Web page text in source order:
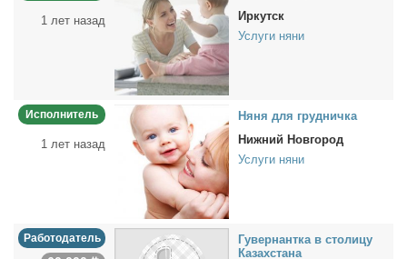
1 лет назад
Иркутск
Услуги няни
Исполнитель
1 лет назад
Ня­ня для груд­нич­ка
Нижний Новгород
Услуги няни
Работодатель
Гу­вер­нант­ка в сто­ли­цу
Ка­зах­ста­на